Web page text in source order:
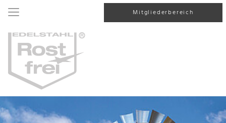
Mitgliederbereich